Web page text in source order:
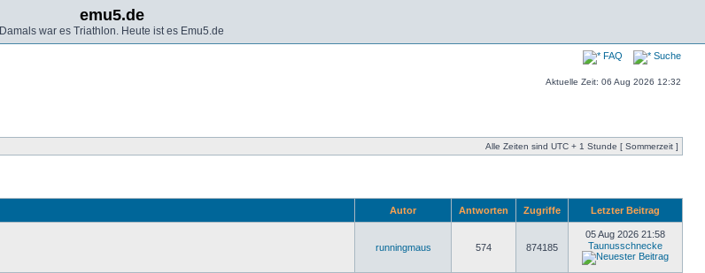
emu5.de
Damals war es Triathlon. Heute ist es Emu5.de
FAQ Suche
Aktuelle Zeit: 06 Aug 2026 12:32
Alle Zeiten sind UTC + 1 Stunde [ Sommerzeit ]
Autor Antworten Zugriffe Letzter Beitrag
runningmaus 574 874185
05 Aug 2026 21:58
Taunusschnecke